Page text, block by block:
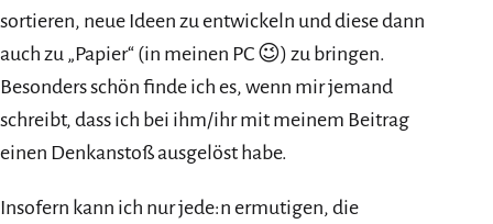
sortieren, neue Ideen zu entwickeln und diese dann
auch zu „Papier“ (in meinen PC 😉) zu bringen.
Besonders schön finde ich es, wenn mir jemand
schreibt, dass ich bei ihm/ihr mit meinem Beitrag
einen Denkanstoß ausgelöst habe.
Insofern kann ich nur jede:n ermutigen, die